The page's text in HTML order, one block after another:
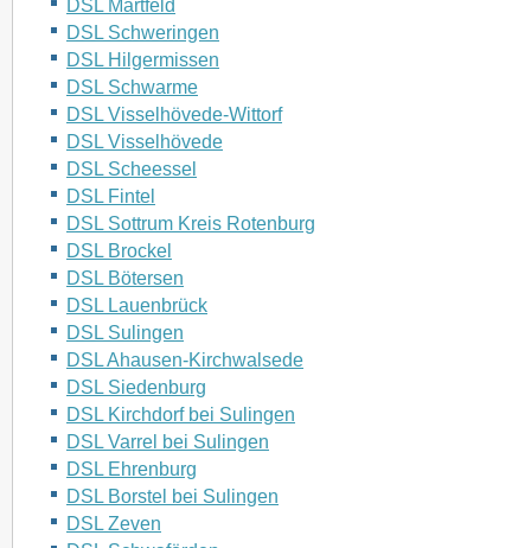
DSL Martfeld
DSL Schweringen
DSL Hilgermissen
DSL Schwarme
DSL Visselhövede-Wittorf
DSL Visselhövede
DSL Scheessel
DSL Fintel
DSL Sottrum Kreis Rotenburg
DSL Brockel
DSL Bötersen
DSL Lauenbrück
DSL Sulingen
DSL Ahausen-Kirchwalsede
DSL Siedenburg
DSL Kirchdorf bei Sulingen
DSL Varrel bei Sulingen
DSL Ehrenburg
DSL Borstel bei Sulingen
DSL Zeven